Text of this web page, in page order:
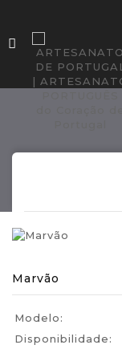
Marvão
Modelo:
Disponibilidade: